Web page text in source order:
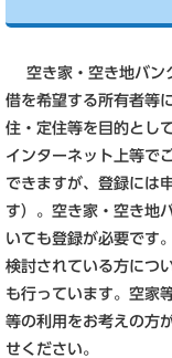
空き家・空き地バン
借を希望する所有者等
住・定住等を目的とし
インターネット上等で
できますが、登録には
す）。空き家・空き地
いても登録が必要です
検討されている方につ
も行っています。空家
等の利用をお考えの方
せください。